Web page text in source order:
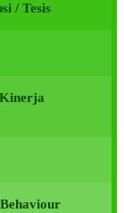
/ Tesis